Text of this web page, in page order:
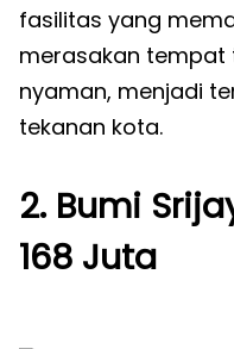
fasilitas yang
merasakan tempat
nyaman, menjadi
tekanan kota.
2. Bumi
168 Juta